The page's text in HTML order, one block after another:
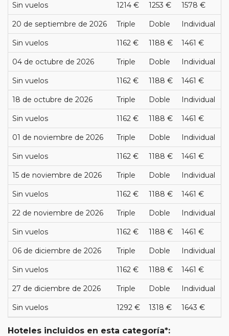
Sin vuelos 1214 € 1253 € 1578 €
20 de septiembre de 2026 Triple Doble Individual
Sin vuelos 1162 € 1188 € 1461 €
04 de octubre de 2026 Triple Doble Individual
Sin vuelos 1162 € 1188 € 1461 €
18 de octubre de 2026 Triple Doble Individual
Sin vuelos 1162 € 1188 € 1461 €
01 de noviembre de 2026 Triple Doble Individual
Sin vuelos 1162 € 1188 € 1461 €
15 de noviembre de 2026 Triple Doble Individual
Sin vuelos 1162 € 1188 € 1461 €
22 de noviembre de 2026 Triple Doble Individual
Sin vuelos 1162 € 1188 € 1461 €
06 de diciembre de 2026 Triple Doble Individual
Sin vuelos 1162 € 1188 € 1461 €
27 de diciembre de 2026 Triple Doble Individual
Sin vuelos 1292 € 1318 € 1643 €
Hoteles incluidos en esta categoría*: